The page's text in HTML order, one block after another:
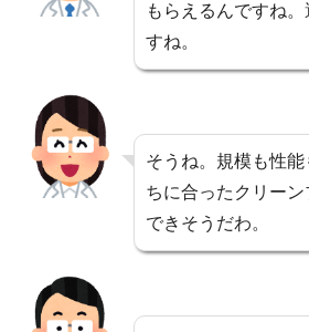
もらえるんですね
すね。
そうね。規模も性
ちに合ったクリー
できそうだわ。